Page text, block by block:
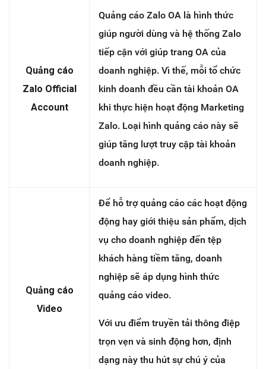
Quảng cáo
Zalo Official
Account
Quảng cáo Zalo OA là hình thức
giúp người dùng và hệ thống Zalo
tiếp cận với giúp trang OA của
doanh nghiệp. Vì thế, mỗi tổ chức
kinh doanh đều cần tài khoản OA
khi thực hiện hoạt động Marketing
Zalo. Loại hình quảng cáo này sẽ
giúp tăng lượt truy cập tài khoản
doanh nghiệp.
Quảng cáo
Video
Để hỗ trợ quảng cáo các hoạt động
động hay giới thiệu sản phẩm, dịch
vụ cho doanh nghiệp đến tệp
khách hàng tiềm tăng, doanh
nghiệp sẽ áp dụng hình thức
quảng cáo video.
Với ưu điểm truyền tải thông điệp
trọn vẹn và sinh động hơn, định
dạng này thu hút sự chú ý của